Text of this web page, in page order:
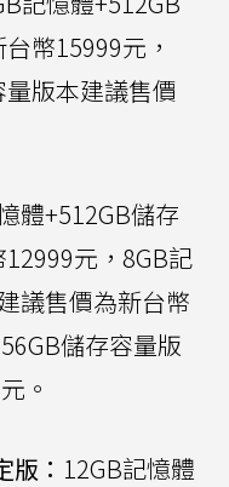
幣15999元，
版本建議售價
體+512GB儲存
元，8GB記
議售價為新台幣
儲存容量版
。
版： 12GB記憶體